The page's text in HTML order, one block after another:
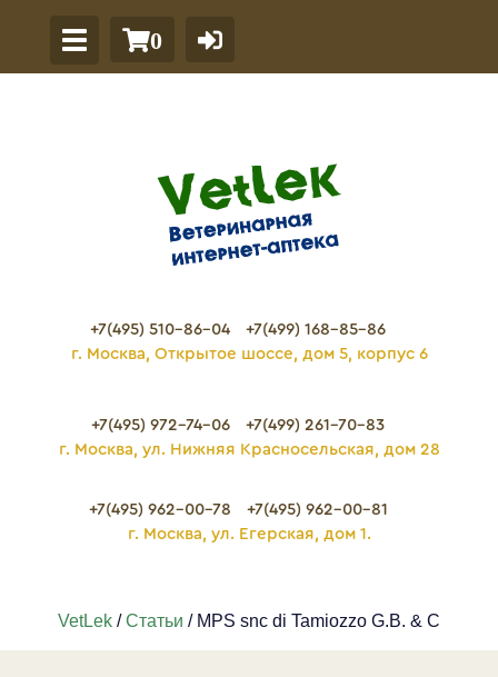
0
+7(495) 510-86-04
+7(499) 168-85-86
г. Москва, Открытое шоссе, дом 5, корпус 6
+7(495) 972-74-06
+7(499) 261-70-83
г. Москва, ул. Нижняя Красносельская, дом 28
+7(495) 962-00-78
+7(495) 962-00-81
г. Москва, ул. Егерская, дом 1.
VetLek /Статьи / MPS snc di Tamiozzo G.B. & C